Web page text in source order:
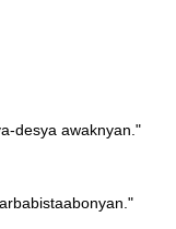
desya awaknyan."